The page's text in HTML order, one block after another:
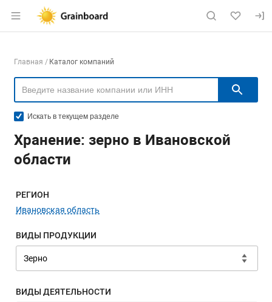
Раздел навигации по сайту
Навигация по компаниям
Главная Каталог компаний
Искать в текущем разделе
Хранение: зерно в Ивановской
области
Меню навигации
РЕГИОН
Ивановская область
ВИДЫ ПРОДУКЦИИ
ВИДЫ ДЕЯТЕЛЬНОСТИ